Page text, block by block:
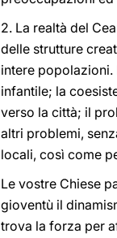
2. La realtà del
delle strutture
intere
infantile; la
verso la città; il
altri problemi,
locali, così come
Le vostre Chiese
gioventù il
trova la forza per